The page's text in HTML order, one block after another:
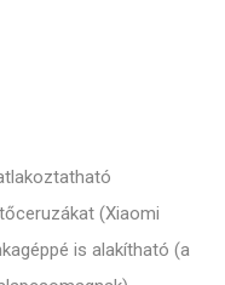
(Xiaomi
is alakítható (a